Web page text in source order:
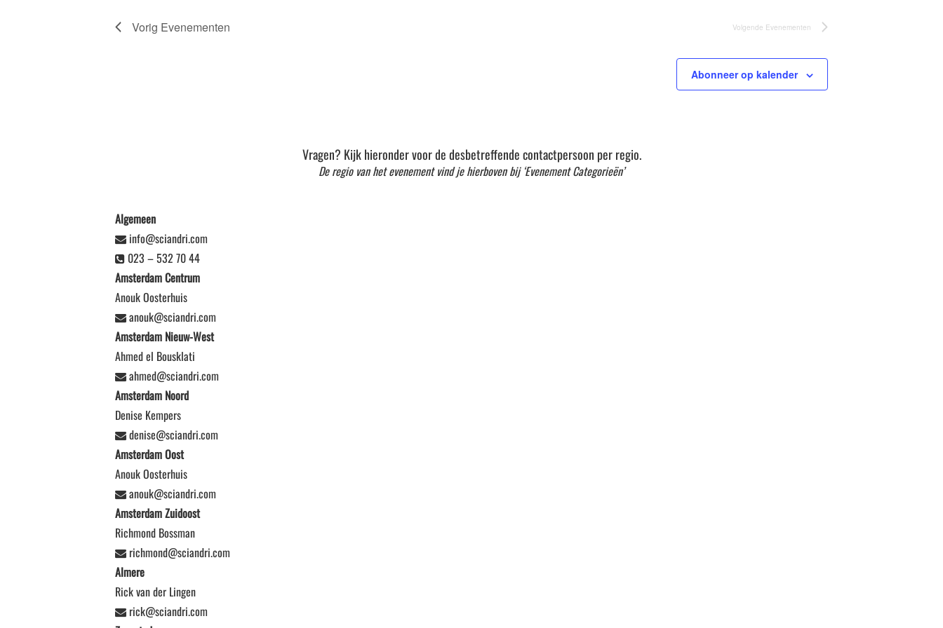
Vorig Evenementen Volgende Evenementen
Abonneer op kalender
Vragen? Kijk hieronder voor de desbetreffende contactpersoon per regio.
De regio van het evenement vind je hierboven bij ‘Evenement Categorieën’
Algemeen
info@sciandri.com
023 – 532 70 44
Amsterdam Centrum
Anouk Oosterhuis
anouk@sciandri.com
Amsterdam Nieuw-West
Ahmed el Bousklati
ahmed@sciandri.com
Amsterdam Noord
Denise Kempers
denise@sciandri.com
Amsterdam Oost
Anouk Oosterhuis
anouk@sciandri.com
Amsterdam Zuidoost
Richmond Bossman
richmond@sciandri.com
Almere
Rick van der Lingen
rick@sciandri.com